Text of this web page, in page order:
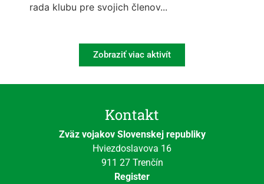
rada klubu pre svojich členov...
Zobraziť viac aktivít
Kontakt
Zväz vojakov Slovenskej republiky
Hviezdoslavova 16
911 27 Trenčín
Register